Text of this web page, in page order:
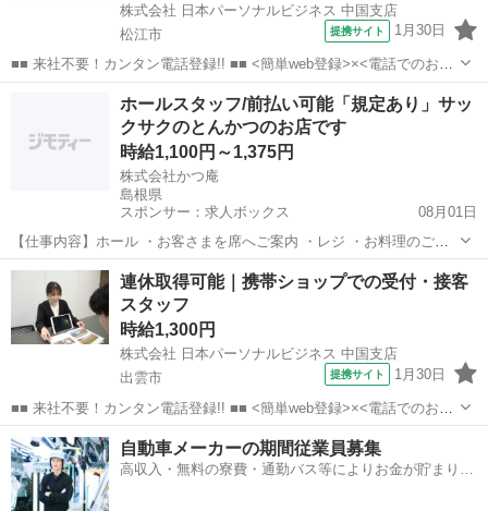
株式会社 日本パーソナルビジネス 中国支店
松江市
提携サイト 1月30日
■■ 来社不要！カンタン電話登録!! ■■ <簡単web登録>×<電話でのお仕
事紹介> で、来社なくお仕事探しが可能です♪ 基本情報を入力したら
電話で希望を伝えるだけでOK★ 営業、ラウンダー、事務のお仕事も
あります♪ ご希...
ホールスタッフ/前払い可能「規定あり」サッ
クサクのとんかつのお店です
時給1,100円～1,375円
株式会社かつ庵
島根県
スポンサー：求人ボックス
08月01日
【仕事内容】ホール ・お客さまを席へご案内 ・レジ ・お料理のご提
供や片づけ …など お客さまが専用のタッチパネルで注文する システ
ムなので、むずかしい接客はありません。 メニューは徐々に覚えてい
けば キッチン ・かんたんな調理...
アルバイト・パート
連休取得可能｜携帯ショップでの受付・接客
スタッフ
時給1,300円
株式会社 日本パーソナルビジネス 中国支店
出雲市
提携サイト 1月30日
■■ 来社不要！カンタン電話登録!! ■■ <簡単web登録>×<電話でのお仕
事紹介> で、来社なくお仕事探しが可能です♪ 基本情報を入力したら
電話で希望を伝えるだけでOK★ 営業、ラウンダー、事務のお仕事も
あります♪ ご希...
島根 出雲市 店長
自動車メーカーの期間従業員募集
高収入・無料の寮費・通勤バス等によりお金が貯まりや